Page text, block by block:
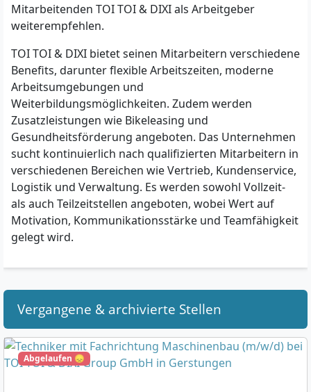
Mitarbeitenden TOI TOI & DIXI als Arbeitgeber
weiterempfehlen.
TOI TOI & DIXI bietet seinen Mitarbeitern verschiedene
Benefits, darunter flexible Arbeitszeiten, moderne
Arbeitsumgebungen und
Weiterbildungsmöglichkeiten. Zudem werden
Zusatzleistungen wie Bikeleasing und
Gesundheitsförderung angeboten. Das Unternehmen
sucht kontinuierlich nach qualifizierten Mitarbeitern in
verschiedenen Bereichen wie Vertrieb, Kundenservice,
Logistik und Verwaltung. Es werden sowohl Vollzeit-
als auch Teilzeitstellen angeboten, wobei Wert auf
Motivation, Kommunikationsstärke und Teamfähigkeit
gelegt wird.
Vergangene & archivierte Stellen
Abgelaufen 😞